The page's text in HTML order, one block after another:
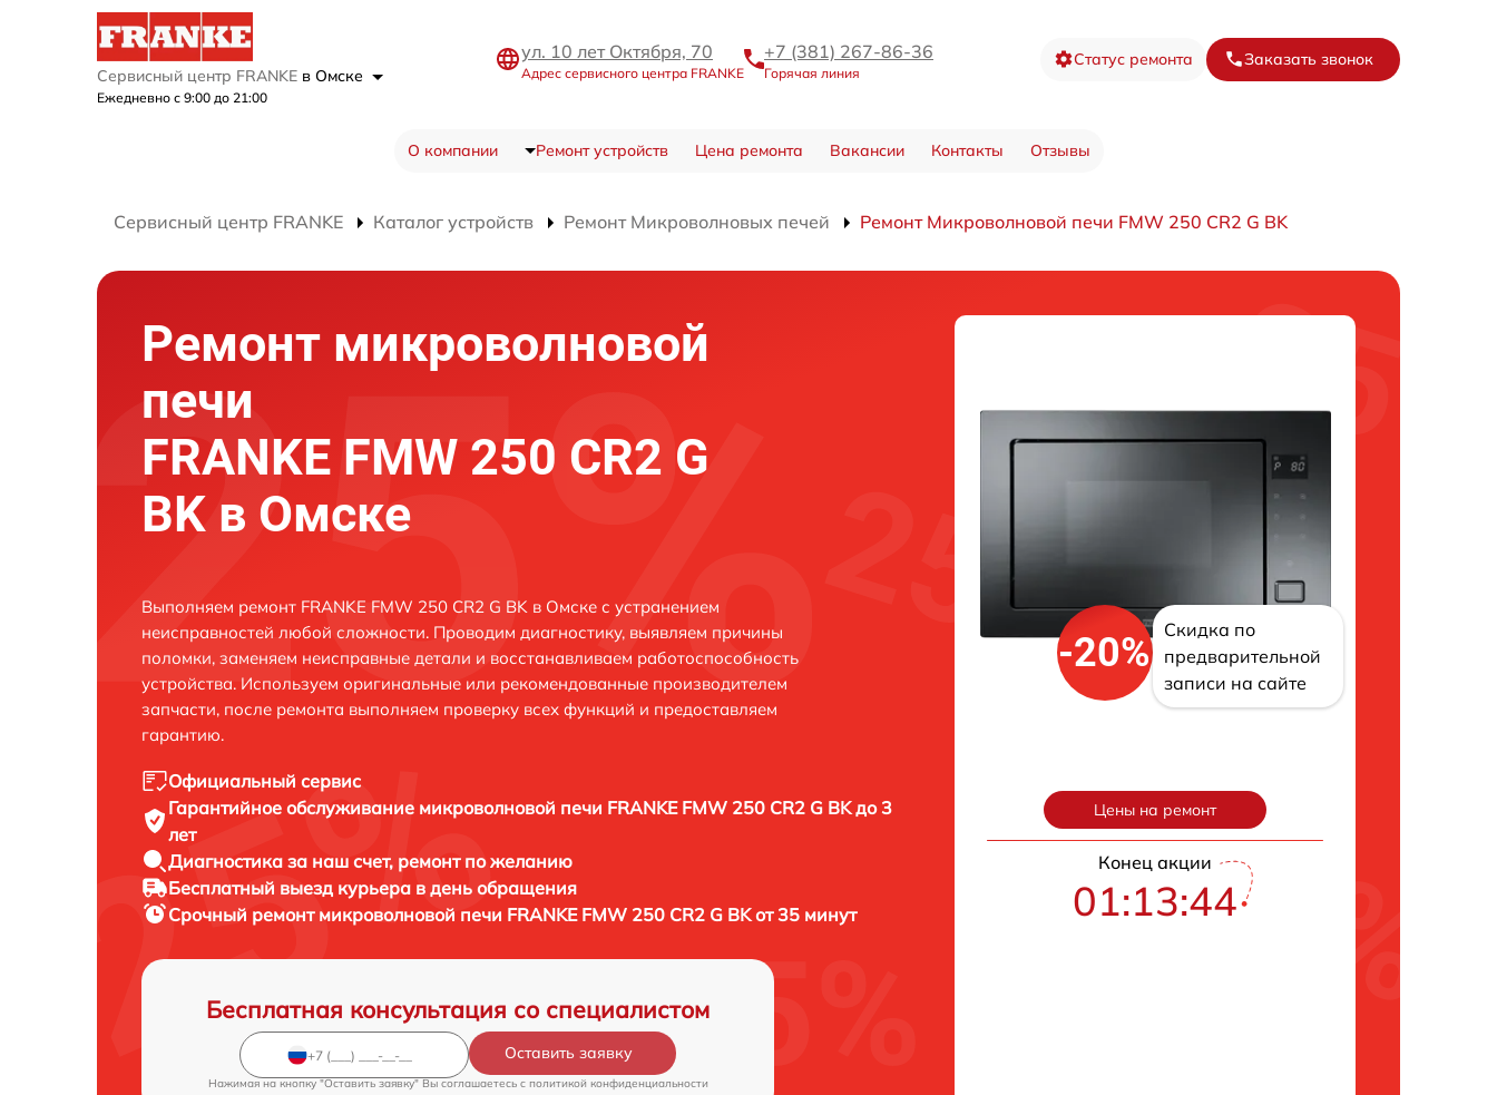
Сервисный центр FRANKE в Омске
Ежедневно с 9:00 до 21:00
ул. 10 лет Октября, 70
Адрес сервисного центра FRANKE
+7 (381) 267-86-36
Горячая линия
Статус ремонта Заказать звонок
О компании Ремонт устройств Цена ремонта Вакансии Контакты Отзывы
Сервисный центр FRANKE Каталог устройств Ремонт Микроволновых печей Ремонт Микроволновой печи FMW 250 CR2 G BK
Ремонт микроволновой
печи
FRANKE FMW 250 CR2 G
BK в Омске
Выполняем ремонт FRANKE FMW 250 CR2 G BK в Омске с устранением
неисправностей любой сложности. Проводим диагностику, выявляем причины
поломки, заменяем неисправные детали и восстанавливаем работоспособность
устройства. Используем оригинальные или рекомендованные производителем
запчасти, после ремонта выполняем проверку всех функций и предоставляем
гарантию.
Официальный сервис
Гарантийное обслуживание микроволновой печи FRANKE FMW 250 CR2 G BK до 3
лет
Диагностика за наш счет, ремонт по желанию
Бесплатный выезд курьера в день обращения
Срочный ремонт микроволновой печи FRANKE FMW 250 CR2 G BK от 35 минут
Бесплатная консультация со специалистом
Оставить заявку
Нажимая на кнопку "Оставить заявку" Вы соглашаетесь c политикой конфиденциальности
-20%
Скидка по
предварительной
записи на сайте
Цены на ремонт
Конец акции
01:13:43